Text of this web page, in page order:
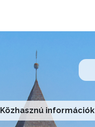
Közhasznú információk